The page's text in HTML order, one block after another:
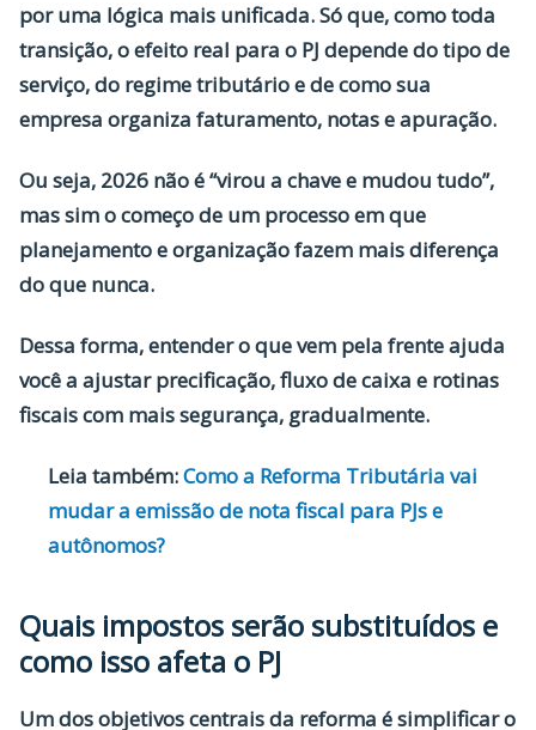
por uma lógica mais unificada. Só que, como toda
transição, oefeito real para o PJ depende do tipo de
serviço, do regime tributário e de como sua
empresa organiza faturamento, notas e apuração.
Ou seja, 2026 não é “virou a chave e mudou tudo”,
mas sim o começo de um processo em que
planejamento e organização fazem mais diferença
do que nunca.
Dessa forma, entender o que vem pela frente ajuda
você a ajustar precificação, fluxo de caixa e rotinas
fiscais com mais segurança, gradualmente.
Leia também:Como a Reforma Tributária vai
mudar a emissão de nota fiscal para PJs e
autônomos?
Quais impostos serão substituídos e
como isso afeta o PJ
Um dos objetivos centrais da reforma é simplificar o